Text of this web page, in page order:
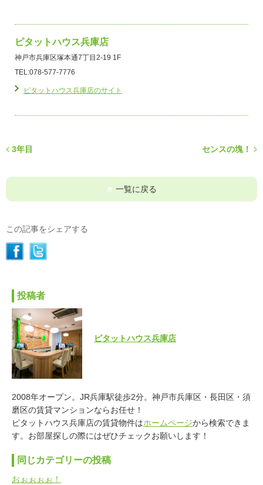
ピタットハウス兵庫店
神戸市兵庫区塚本通7丁目2-19 1F
TEL:078-577-7776
ピタットハウス兵庫店のサイト
3年目 センスの塊！
一覧に戻る
この記事をシェアする
投稿者
ピタットハウス兵庫店
2008年オープン。JR兵庫駅徒歩2分。神戸市兵庫区・長田区・須
磨区の賃貸マンションならお任せ！
ピタットハウス兵庫店の賃貸物件はホームページから検索できま
す。お部屋探しの際にはぜひチェックお願いします！
同じカテゴリーの投稿
おぉぉぉぉ！